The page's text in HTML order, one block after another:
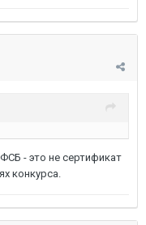
- это не сертификат
конкурса.